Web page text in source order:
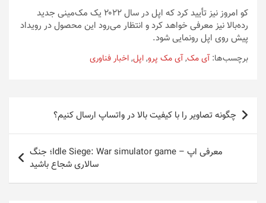
کو امروز نیز تأیید کرد که اپل در سال ۲۰۲۲ یک مک‌مینی جدید
رده‌بالا نیز معرفی خواهد کرد و انتظار می‌رود این محصول در رویداد
پیش‌ روی اپل رونمایی شود.
برچسب‌ها: آی مک,آی مک پرو,اپل,اخبار فناوری
راهبری
نوشته
چگونه تصاویر را با کیفیت بالا در واتساپ ارسال کنیم؟
معرفی اپ – Idle Siege: War simulator game؛ جنگ
سالاری شجاع باشید